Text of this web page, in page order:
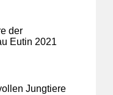
der
Eutin 2021
Jungtiere